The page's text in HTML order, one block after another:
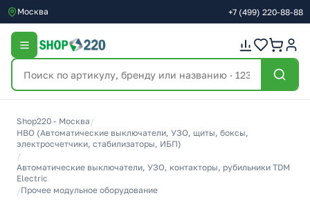
Москва +7 (499) 220-88-88
Shop220 - Москва /
НВО (Автоматические выключатели, УЗО, щиты, боксы,
электросчетчики, стабилизаторы, ИБП)
/
Автоматические выключатели, УЗО, контакторы, рубильники TDM
Electric
/Прочее модульное оборудование